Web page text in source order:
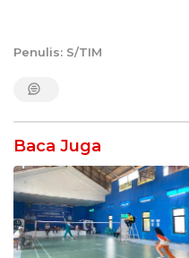
Penulis: S/TIM
Baca Juga